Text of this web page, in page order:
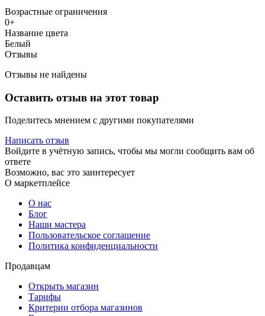
Возрастные ограничения
0+
Название цвета
Белый
Отзывы
Отзывы не найдены
Оставить отзыв на этот товар
Поделитесь мнением с другими покупателями
Написать отзыв
Войдите в учётную запись, чтобы мы могли сообщить вам об
ответе
Возможно, вас это заинтересует
О маркетплейсе
О нас
Блог
Наши мастера
Пользовательское соглашение
Политика конфиденциальности
Продавцам
Открыть магазин
Тарифы
Критерии отбора магазинов